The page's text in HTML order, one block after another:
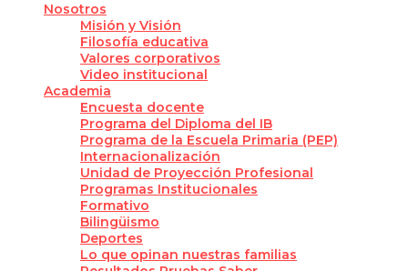
Nosotros
Misión y Visión
Filosofía educativa
Valores corporativos
Video institucional
Academia
Encuesta docente
Programa del Diploma del IB
Programa de la Escuela Primaria (PEP)
Internacionalización
Unidad de Proyección Profesional
Programas Institucionales
Formativo
Bilingüismo
Deportes
Lo que opinan nuestras familias